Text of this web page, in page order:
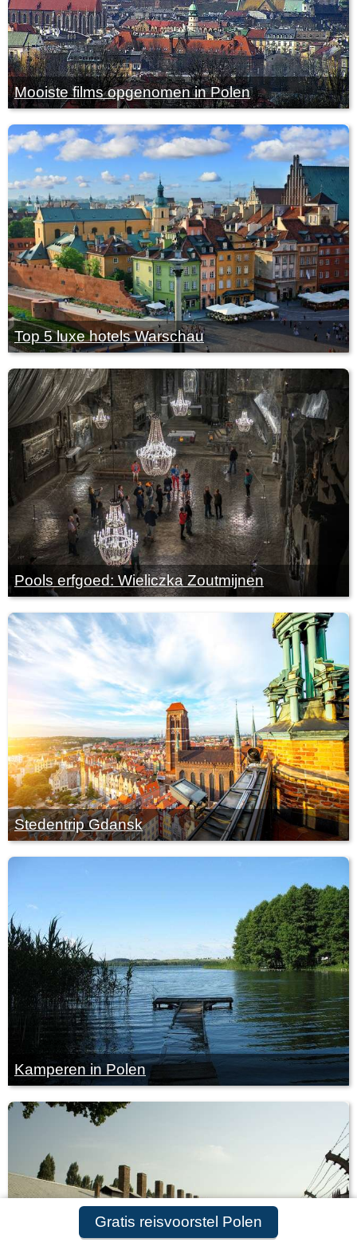
Gratis reisvoorstel Polen
Mooiste films opgenomen in Polen
Top 5 luxe hotels Warschau
Pools erfgoed: Wieliczka Zoutmijnen
Stedentrip Gdansk
Kamperen in Polen